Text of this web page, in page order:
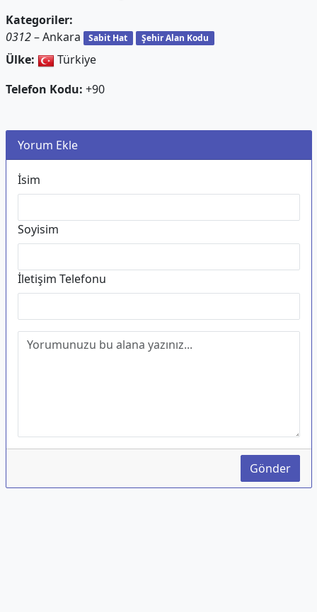
Kategoriler:
0312– Ankara Sabit Hat Şehir Alan Kodu
Ülke:
Türkiye
Telefon Kodu: +90
Yorum Ekle
İsim
Soyisim
İletişim Telefonu
Gönder